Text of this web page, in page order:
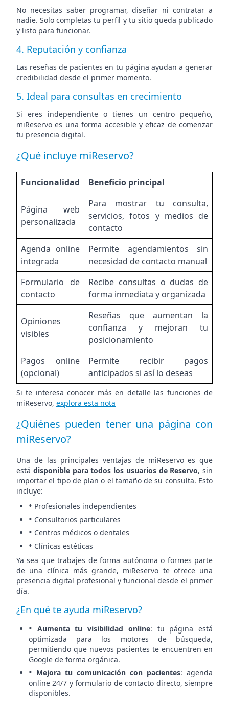
No necesitas saber programar, diseñar ni contratar a
nadie. Solo completas tu perfil y tu sitio queda publicado
y listo para funcionar.
4. Reputación y confianza
Las reseñas de pacientes en tu página ayudan a generar
credibilidad desde el primer momento.
5. Ideal para consultas en crecimiento
Si eres independiente o tienes un centro pequeño,
miReservo es una forma accesible y eficaz de comenzar
tu presencia digital.
¿Qué incluye miReservo?
Funcionalidad Beneficio principal
Página web
personalizada
Para mostrar tu consulta,
servicios, fotos y medios de
contacto
Agenda online
integrada
Permite agendamientos sin
necesidad de contacto manual
Formulario de
contacto
Recibe consultas o dudas de
forma inmediata y organizada
Opiniones
visibles
Reseñas que aumentan la
confianza y mejoran tu
posicionamiento
Pagos online
(opcional)
Permite recibir pagos
anticipados si así lo deseas
Si te interesa conocer más en detalle las funciones de
miReservo, explora esta nota
¿Quiénes pueden tener una página con
miReservo?
Una de las principales ventajas de miReservo es que
está disponible para todos los usuarios de Reservo, sin
importar el tipo de plan o el tamaño de su consulta. Esto
incluye:
• Profesionales independientes
• Consultorios particulares
• Centros médicos o dentales
• Clínicas estéticas
Ya sea que trabajes de forma autónoma o formes parte
de una clínica más grande, miReservo te ofrece una
presencia digital profesional y funcional desde el primer
día.
¿En qué te ayuda miReservo?
• Aumenta tu visibilidad online: tu página está
optimizada para los motores de búsqueda,
permitiendo que nuevos pacientes te encuentren en
Google de forma orgánica.
• Mejora tu comunicación con pacientes: agenda
online 24/7 y formulario de contacto directo, siempre
disponibles.